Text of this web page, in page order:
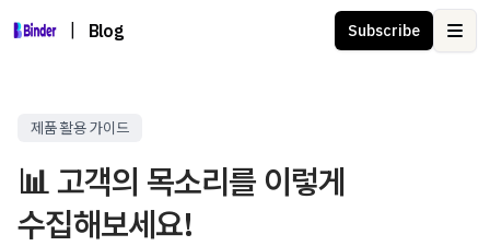
Blog Subscribe
제품 활용 가이드
📊 고객의 목소리를 이렇게
수집해보세요!